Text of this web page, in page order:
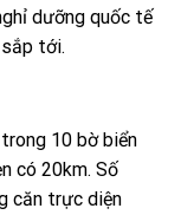
dưỡng quốc tế
sắp tới.
10 bờ biển
có 20km. Số
căn trực diện